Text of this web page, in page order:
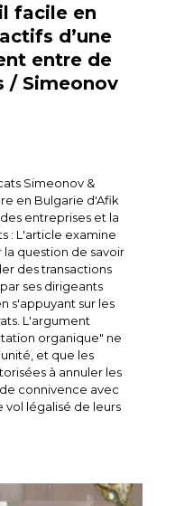
facile en
d’une
entre de
/ Simeonov
Simeonov &
en Bulgarie d'Afik
entreprises et la
: L'article examine
question de savoir
des transactions
ses dirigeants
s'appuyant sur les
L'argument
organique" ne
et que les
à annuler les
connivence avec
légalisé de leurs